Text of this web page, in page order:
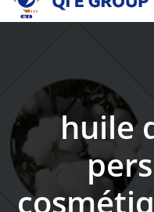
content
huile